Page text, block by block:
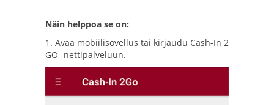
Näin helppoa se on:
1. Avaa mobiilisovellus tai kirjaudu Cash-In 2
GO -nettipalveluun.